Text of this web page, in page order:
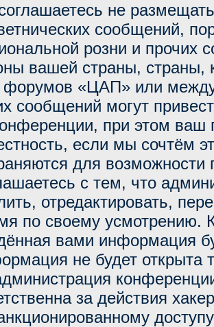
не
сообщений,
розни и прочих
вашей страны, страны,
«ЦАП» или
сообщений могут
при этом ваш
если мы сочтём
для возможности
с тем, что
отредактировать,
по своему усмотрению.
вами информация
не будет открыта
за действия